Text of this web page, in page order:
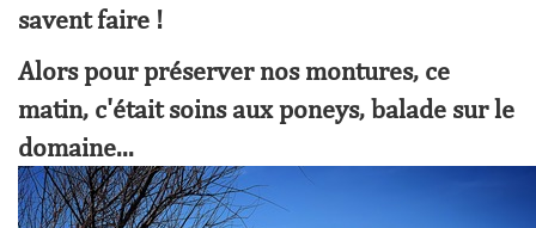
savent faire !
Alors pour préserver nos montures, ce
matin, c'était soins aux poneys, balade sur le
domaine...